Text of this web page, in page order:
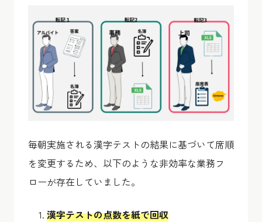
毎朝実施される漢字テストの結果に基づいて席順
を変更するため、以下のような非効率な業務フ
ローが存在していました。
漢字テストの点数を紙で回収